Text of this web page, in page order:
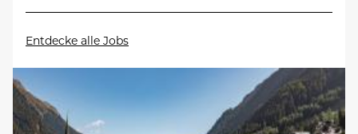
Entdecke alle Jobs